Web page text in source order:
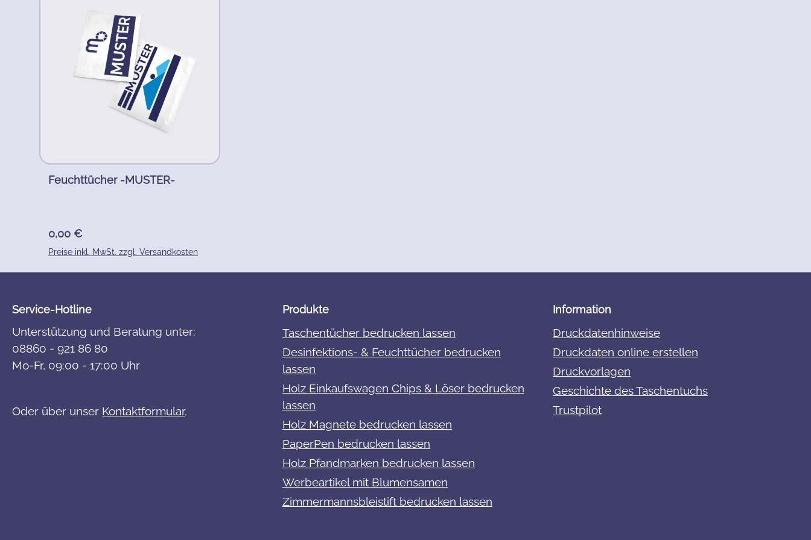
Feuchttücher -MUSTER-
Regulärer Preis:
0,00 €
Preise inkl. MwSt. zzgl. Versandkosten
Service-Hotline
Unterstützung und Beratung unter:
08860 - 921 86 80
Mo-Fr, 09:00 - 17:00 Uhr
Oder über unser Kontaktformular.
Produkte
Taschentücher bedrucken lassen
Desinfektions- & Feuchttücher bedrucken
lassen
Holz Einkaufswagen Chips & Löser bedrucken
lassen
Holz Magnete bedrucken lassen
PaperPen bedrucken lassen
Holz Pfandmarken bedrucken lassen
Werbeartikel mit Blumensamen
Zimmermannsbleistift bedrucken lassen
Information
Druckdatenhinweise
Druckdaten online erstellen
Druckvorlagen
Geschichte des Taschentuchs
Trustpilot